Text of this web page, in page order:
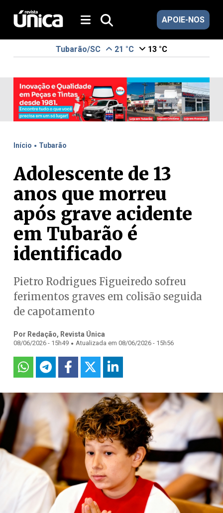
APOIE-NOS
Tubarão/SC 21 °C 13 °C
Início . Tubarão
Adolescente de 13
anos que morreu
após grave acidente
em Tubarão é
identificado
Pietro Rodrigues Figueiredo sofreu
ferimentos graves em colisão seguida
de capotamento
Por Redação, Revista Única
08/06/2026 - 15h49 . Atualizada em 08/06/2026 - 15h56